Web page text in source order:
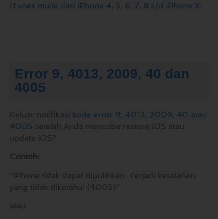
iTunes mulai dari iPhone 4, 5, 6, 7, 8 s/d iPhone X
Error 9, 4013, 2009, 40 dan
4005
Keluar notifikasi kode error 9, 4013, 2009, 40 atau
4005 setelah Anda mencoba restore iOS atau
update iOS?
Contoh:
“iPhone tidak dapat dipulihkan. Terjadi kesalahan
yang tidak diketahui (4005)”
atau.